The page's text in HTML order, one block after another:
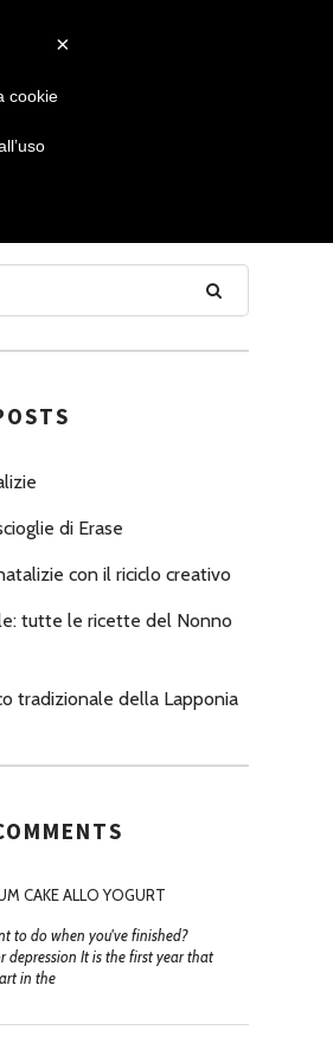
NONNO PASTICCIERE
di Erase
con il riciclo creativo
tutte le ricette del Nonno
tradizionale della Lapponia
CAKE ALLO YOGURT
to do when you've finished?
depression It is the first year that
in the
×
cookie